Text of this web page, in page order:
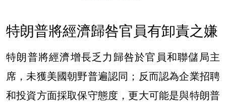
特朗普將經濟歸咎官員有卸責之嫌
特朗普將經濟增長乏力歸咎於官員和聯儲局主
席，未獲美國朝野普遍認同；反而認為企業招聘
和投資方面採取保守態度，更大可能是與特朗普